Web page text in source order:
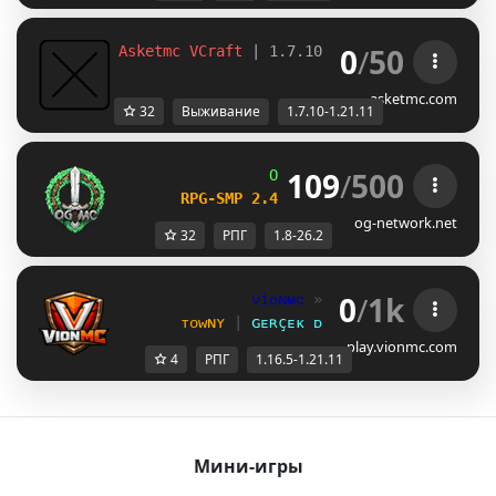
Asketmc VCraft | 1.7.10 - 1.21.11 Survival
0/50
asketmc.com
32 Выживание 1.7.10-1.21.11
OG -Network | 1.8 - 26.2
RPG-SMP 2.4
─ NEW DAILY QUESTS
109/500
og-network.net
32 РПГ 1.8-26.2
ᴠiᴏɴᴍᴄ »
1.16.5 - 1.21.11
ᴛᴏᴡɴʏ
ɢᴇʀçᴇᴋ ᴅüɴʏᴀ ʜᴀʀɪᴛᴀʟɪ
0/1k
play.vionmc.com
4 РПГ 1.16.5-1.21.11
Мини-игры